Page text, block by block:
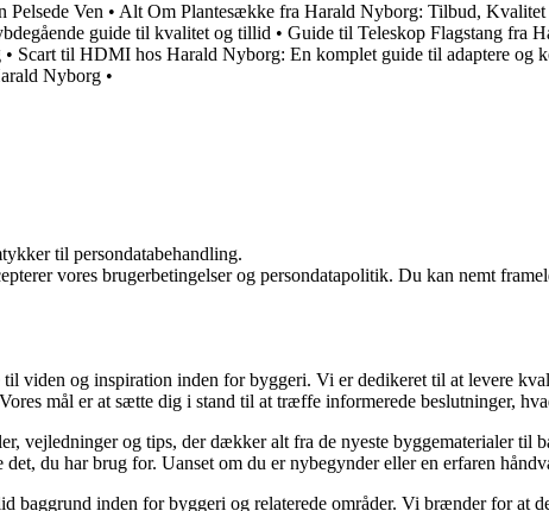
Pelsede Ven • Alt Om Plantesække fra Harald Nyborg: Tilbud,
guide til kvalitet og tillid • Guide til Teleskop Flagstang fra
• Scart til HDMI hos Harald Nyborg: En komplet guide til adaptere og
Nyborg •
til persondatabehandling.
vores brugerbetingelser og persondatapolitik. Du kan nemt
viden og inspiration inden for byggeri. Vi er dedikeret til at levere
mål er at sætte dig i stand til at træffe informerede beslutninger,
vejledninger og tips, der dækker alt fra de nyeste byggematerialer
det, du har brug for. Uanset om du er nybegynder eller en erfaren
baggrund inden for byggeri og relaterede områder. Vi brænder for at